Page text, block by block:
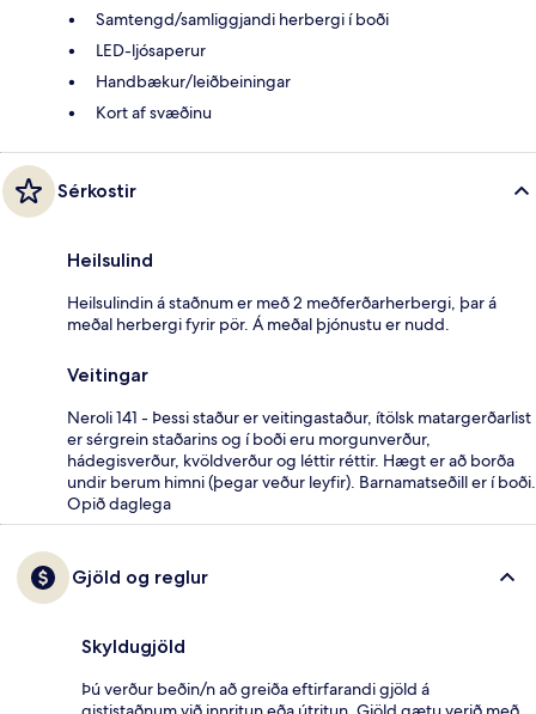
Samtengd/samliggjandi herbergi í boði
LED-ljósaperur
Handbækur/leiðbeiningar
Kort af svæðinu
Sérkostir
Heilsulind
Heilsulindin á staðnum er með 2 meðferðarherbergi, þar á
meðal herbergi fyrir pör. Á meðal þjónustu er nudd.
Veitingar
Neroli 141 - Þessi staður er veitingastaður, ítölsk matargerðarlist
er sérgrein staðarins og í boði eru morgunverður,
hádegisverður, kvöldverður og léttir réttir. Hægt er að borða
undir berum himni (þegar veður leyfir). Barnamatseðill er í boði.
Opið daglega
Gjöld og reglur
Skyldugjöld
Þú verður beðin/n að greiða eftirfarandi gjöld á